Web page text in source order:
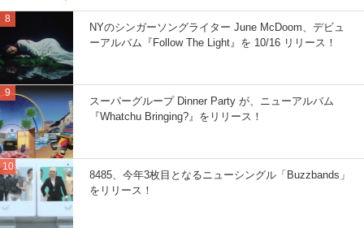
NYのシンガーソングライター June McDoom、デビュ
ーアルバム『Follow The Light』を 10/16 リリース！
スーパーグループ Dinner Party が、ニューアルバム
『Whatchu Bringing?』をリリース！
8485、今年3枚目となるニューシングル「Buzzbands」
をリリース！